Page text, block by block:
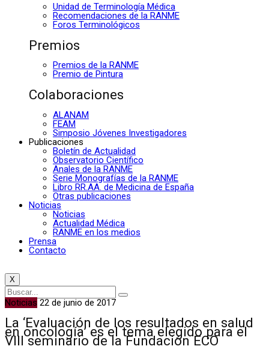
Unidad de Terminología Médica
Recomendaciones de la RANME
Foros Terminológicos
Premios
Premios de la RANME
Premio de Pintura
Colaboraciones
ALANAM
FEAM
Simposio Jóvenes Investigadores
Publicaciones
Boletín de Actualidad
Observatorio Científico
Anales de la RANME
Serie Monografías de la RANME
Libro RR.AA. de Medicina de España
Otras publicaciones
Noticias
Noticias
Actualidad Médica
RANME en los medios
Prensa
Contacto
X
Noticias 22 de junio de 2017
La ‘Evaluación de los resultados en salud
en oncología’ es el tema elegido para el
VIII seminario de la Fundación ECO